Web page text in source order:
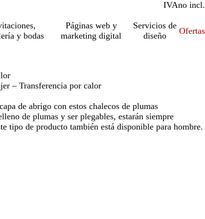
IVAincl.
no incl.
y bodas
Páginas web y
marketing digital
Servicios de
diseño
Ofertas
– Transferencia por calor
de abrigo con estos chalecos de plumas
de plumas y ser plegables, estarán siempre
tipo de producto también está disponible para hombre.